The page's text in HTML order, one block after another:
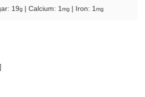
19g Calcium: 1mg Iron: 1mg